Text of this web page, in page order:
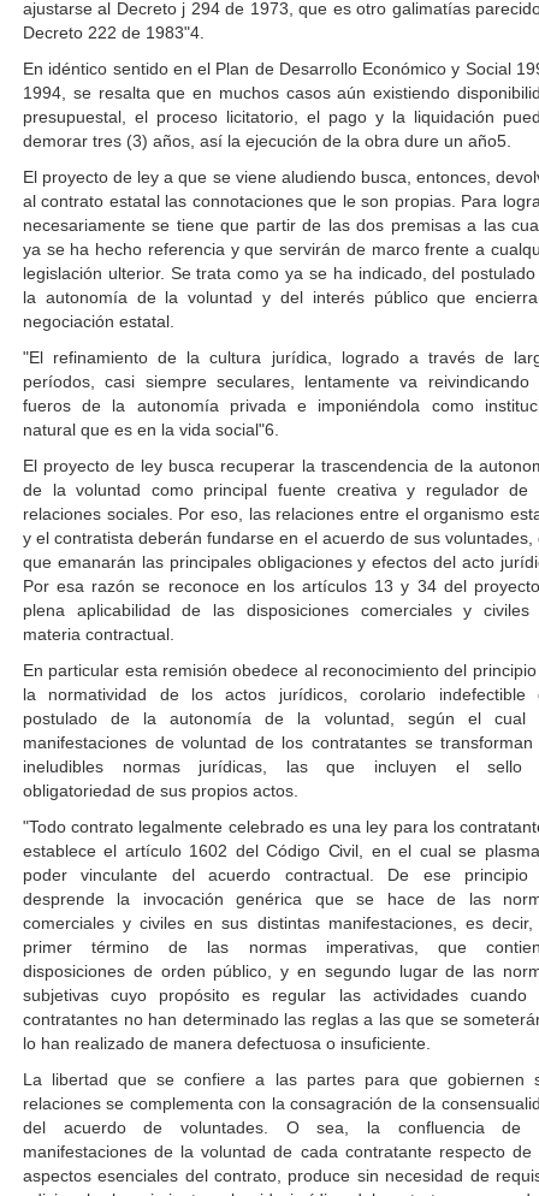
ajustarse al Decreto j 294 de 1973, que es otro galimatías
Decreto 222 de 1983"4.
En idéntico sentido en el Plan de Desarrollo Económico y Social
1994, se resalta que en muchos casos aún existiendo
presupuestal, el proceso licitatorio, el pago y la liquidación
demorar tres (3) años, así la ejecución de la obra dure un año5.
El proyecto de ley a que se viene aludiendo busca, entonces,
al contrato estatal las connotaciones que le son propias. Para
necesariamente se tiene que partir de las dos premisas a las
ya se ha hecho referencia y que servirán de marco frente a
legislación ulterior. Se trata como ya se ha indicado, del
la autonomía de la voluntad y del interés público que
negociación estatal.
"El refinamiento de la cultura jurídica, logrado a través de
períodos, casi siempre seculares, lentamente va reivindicando
fueros de la autonomía privada e imponiéndola como
natural que es en la vida social"6.
El proyecto de ley busca recuperar la trascendencia de la
de la voluntad como principal fuente creativa y regulador de
relaciones sociales. Por eso, las relaciones entre el organismo
y el contratista deberán fundarse en el acuerdo de sus voluntades,
que emanarán las principales obligaciones y efectos del acto
Por esa razón se reconoce en los artículos 13 y 34 del
plena aplicabilidad de las disposiciones comerciales y civiles
materia contractual.
En particular esta remisión obedece al reconocimiento del
la normatividad de los actos jurídicos, corolario indefectible
postulado de la autonomía de la voluntad, según el cual
manifestaciones de voluntad de los contratantes se transforman
ineludibles normas jurídicas, las que incluyen el sello
obligatoriedad de sus propios actos.
"Todo contrato legalmente celebrado es una ley para los
establece el artículo 1602 del Código Civil, en el cual se
poder vinculante del acuerdo contractual. De ese principio
desprende la invocación genérica que se hace de las
comerciales y civiles en sus distintas manifestaciones, es decir,
primer término de las normas imperativas, que
disposiciones de orden público, y en segundo lugar de las
subjetivas cuyo propósito es regular las actividades cuando
contratantes no han determinado las reglas a las que se
lo han realizado de manera defectuosa o insuficiente.
La libertad que se confiere a las partes para que gobiernen
relaciones se complementa con la consagración de la
del acuerdo de voluntades. O sea, la confluencia de
manifestaciones de la voluntad de cada contratante respecto de
aspectos esenciales del contrato, produce sin necesidad de